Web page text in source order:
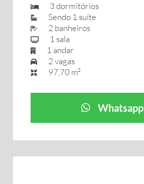
3 dormitórios
Sendo 1 suíte
2 banheiros
1 sala
1 andar
2 vagas
97,70 m²
Whatsapp